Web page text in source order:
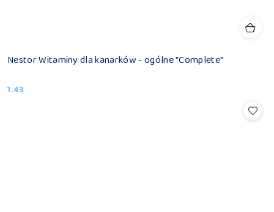
Nestor Witaminy dla kanarków - ogólne "Complete"
Cena:
1.43